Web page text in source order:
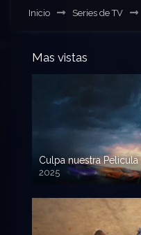
Inicio Series de TV
Mas vistas
Culpa nuestra Pelicula
2025
720p HD